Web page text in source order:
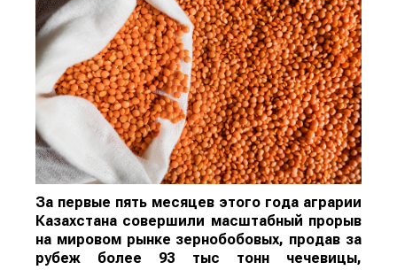
За первые пять месяцев этого года аграрии
Казахстана совершили масштабный прорыв
на мировом рынке зернобобовых, продав за
рубеж более 93 тыс тонн чечевицы,